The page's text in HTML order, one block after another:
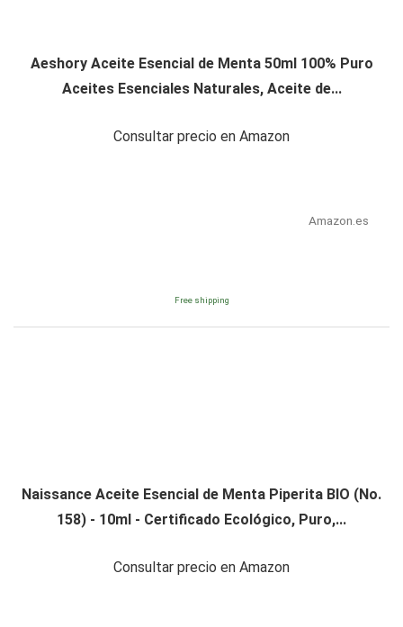
Aeshory Aceite Esencial de Menta 50ml 100% Puro
Aceites Esenciales Naturales, Aceite de...
Consultar precio en Amazon
Amazon.es
Free shipping
Naissance Aceite Esencial de Menta Piperita BIO (No.
158) - 10ml - Certificado Ecológico, Puro,...
Consultar precio en Amazon